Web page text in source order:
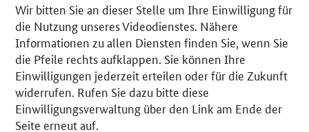
Wir bitten Sie an dieser Stelle um Ihre Einwilligung für
die Nutzung unseres Videodienstes. Nähere
Informationen zu allen Diensten finden Sie, wenn Sie
die Pfeile rechts aufklappen. Sie können Ihre
Einwilligungen jederzeit erteilen oder für die Zukunft
widerrufen. Rufen Sie dazu bitte diese
Einwilligungsverwaltung über den Link am Ende der
Seite erneut auf.